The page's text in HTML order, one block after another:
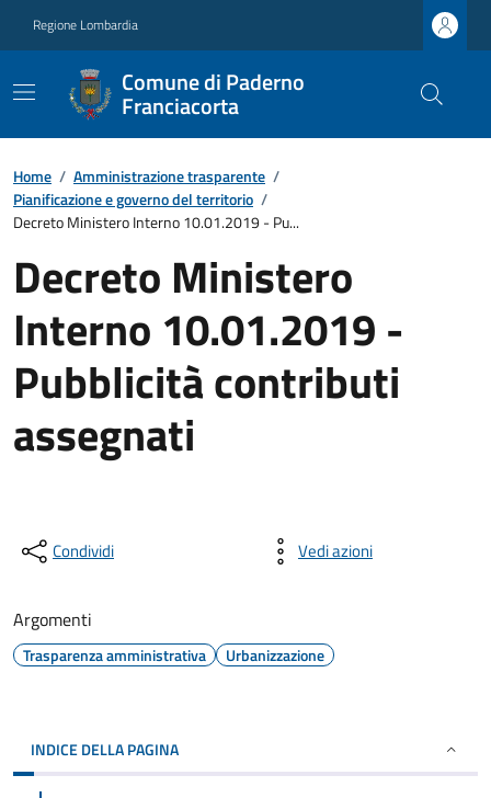
Regione Lombardia
Comune di Paderno
Franciacorta
Home / Amministrazione trasparente /
Pianificazione e governo del territorio /
Decreto Ministero Interno 10.01.2019 - Pu...
Decreto Ministero
Interno 10.01.2019 -
Pubblicità contributi
assegnati
Condividi Vedi azioni
Argomenti
Trasparenza amministrativa Urbanizzazione
INDICE DELLA PAGINA